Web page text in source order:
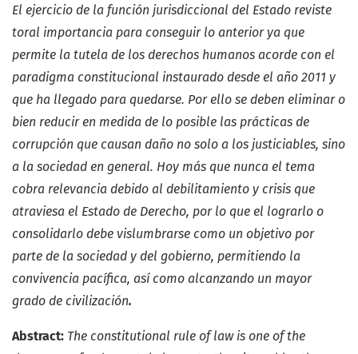
El ejercicio de la función jurisdiccional del Estado reviste
toral importancia para conseguir lo anterior ya que
permite la tutela de los derechos humanos acorde con el
paradigma constitucional instaurado desde el año 2011 y
que ha llegado para quedarse. Por ello se deben eliminar o
bien reducir en medida de lo posible las prácticas de
corrupción que causan daño no solo a los justiciables, sino
a la sociedad en general. Hoy más que nunca el tema
cobra relevancia debido al debilitamiento y crisis que
atraviesa el Estado de Derecho, por lo que el lograrlo o
consolidarlo debe vislumbrarse como un objetivo por
parte de la sociedad y del gobierno, permitiendo la
convivencia pacífica, así como alcanzando un mayor
grado de civilización.
Abstract: The constitutional rule of law is one of the